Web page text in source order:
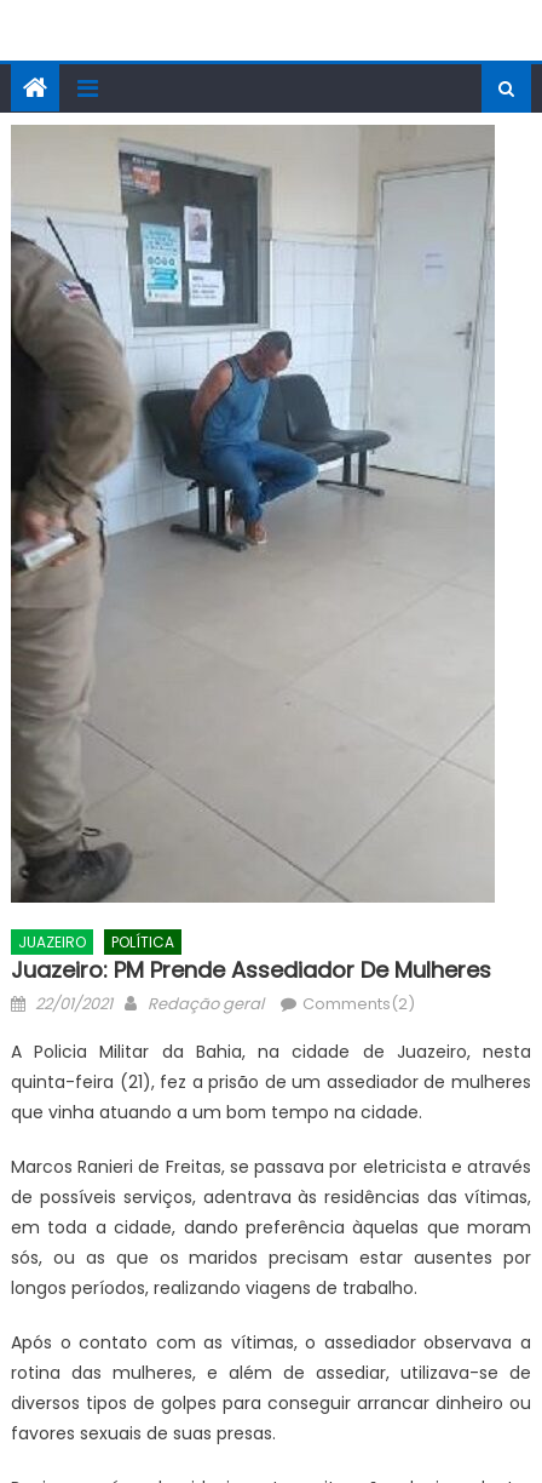
JUAZEIRO POLÍTICA
Juazeiro: PM Prende Assediador De Mulheres
Posted
22/01/2021 Author
Redação geral Comments(2)
A Policia Militar da Bahia, na cidade de Juazeiro, nesta
quinta-feira (21), fez a prisão de um assediador de mulheres
que vinha atuando a um bom tempo na cidade.
Marcos Ranieri de Freitas, se passava por eletricista e através
de possíveis serviços, adentrava às residências das vítimas,
em toda a cidade, dando preferência àquelas que moram
sós, ou as que os maridos precisam estar ausentes por
longos períodos, realizando viagens de trabalho.
Após o contato com as vítimas, o assediador observava a
rotina das mulheres, e além de assediar, utilizava-se de
diversos tipos de golpes para conseguir arrancar dinheiro ou
favores sexuais de suas presas.